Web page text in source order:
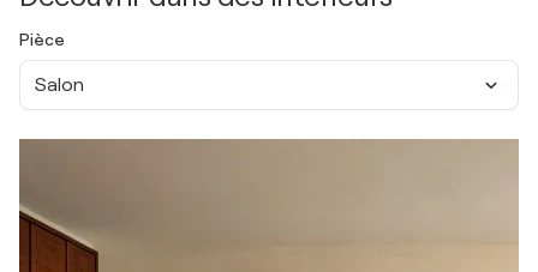
Pièce
Salon